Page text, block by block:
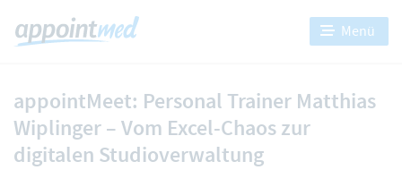
Menü
appointMeet: Personal Trainer Matthias
Wiplinger – Vom Excel-Chaos zur
digitalen Studioverwaltung